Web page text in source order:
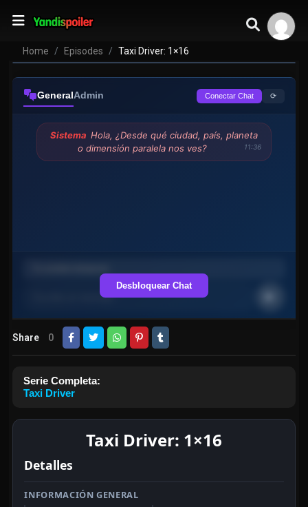
Home Episodes Taxi Driver: 1×16
GeneralAdmin Conectar Chat ⟳
Sistema Hola, ¿Desde qué ciudad, país, planeta
o dimensión paralela nos ves?
11:36
Desbloquear Chat
Share 0
Serie Completa:
Taxi Driver
Taxi Driver: 1×16
Detalles
INFORMACIÓN GENERAL